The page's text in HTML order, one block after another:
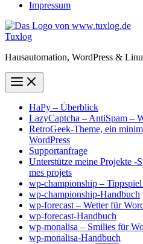
Impressum
Tuxlog
Hausautomation, WordPress &
HaPy – Überblick
LazyCaptcha – AntiSpam –
RetroGeek-Theme, ein
WordPress
Supportanfrage
Unterstütze meine Projekte -
mes projets
wp-championship –
wp-championship-Handbuch
wp-forecast – Wetter für
wp-forecast-Handbuch
wp-monalisa – Smilies für
wp-monalisa-Handbuch